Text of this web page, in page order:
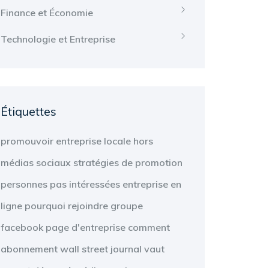
Finance et Économie
Technologie et Entreprise
Étiquettes
promouvoir entreprise locale hors
médias sociaux stratégies de promotion
personnes pas intéressées entreprise en
ligne pourquoi rejoindre groupe
facebook page d'entreprise comment
abonnement wall street journal vaut